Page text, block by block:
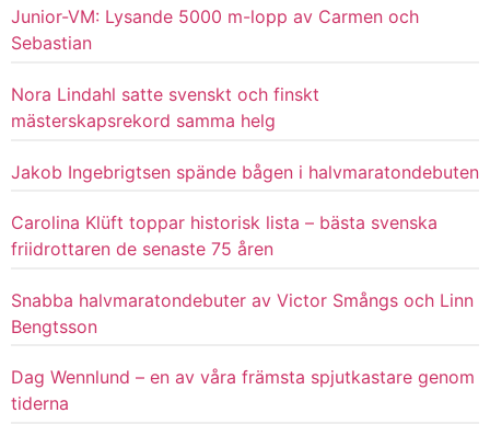
Junior-VM: Lysande 5000 m-lopp av Carmen och
Sebastian
Nora Lindahl satte svenskt och finskt
mästerskapsrekord samma helg
Jakob Ingebrigtsen spände bågen i halvmaratondebuten
Carolina Klüft toppar historisk lista – bästa svenska
friidrottaren de senaste 75 åren
Snabba halvmaratondebuter av Victor Smångs och Linn
Bengtsson
Dag Wennlund – en av våra främsta spjutkastare genom
tiderna